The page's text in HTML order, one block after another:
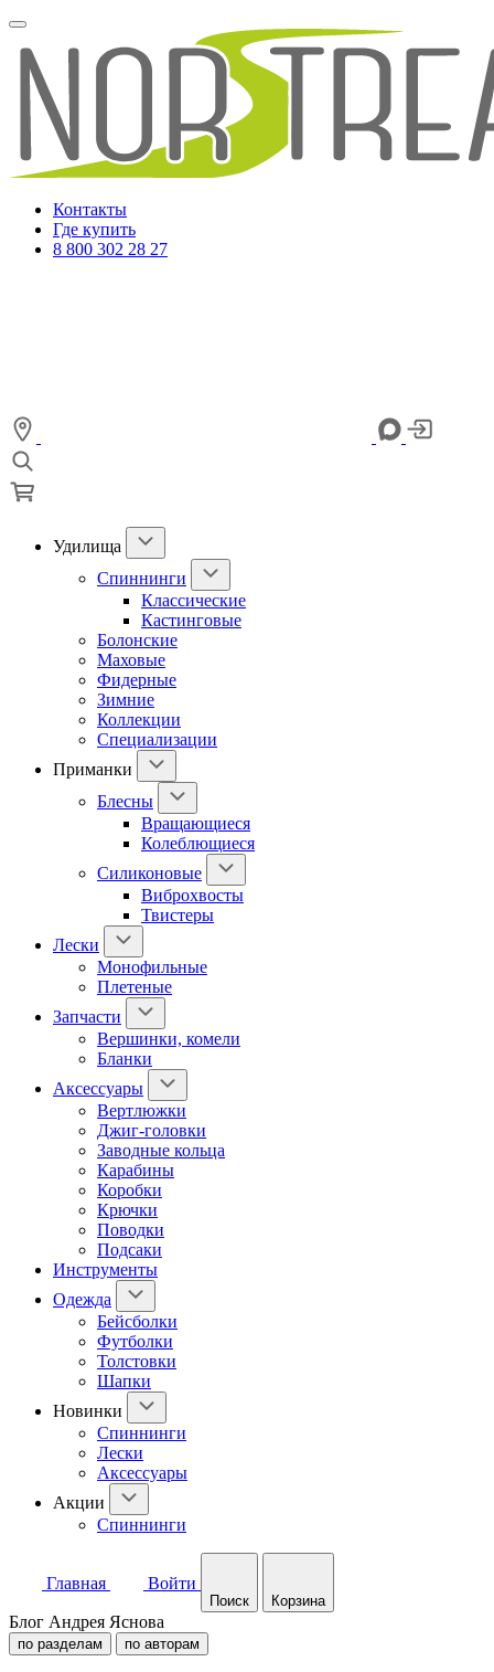
Контакты
Где купить
8 800 302 28 27
Удилища
Спиннинги
Классические
Кастинговые
Болонские
Маховые
Фидерные
Зимние
Коллекции
Специализации
Приманки
Блесны
Вращающиеся
Колеблющиеся
Силиконовые
Виброхвосты
Твистеры
Лески
Монофильные
Плетеные
Запчасти
Вершинки, комели
Бланки
Аксессуары
Вертлюжки
Джиг-головки
Заводные кольца
Карабины
Коробки
Крючки
Поводки
Подсаки
Инструменты
Одежда
Бейсболки
Футболки
Толстовки
Шапки
Новинки
Спиннинги
Лески
Аксессуары
Акции
Спиннинги
Главная Войти
Поиск Корзина
Блог Андрея Яснова
по разделам по авторам